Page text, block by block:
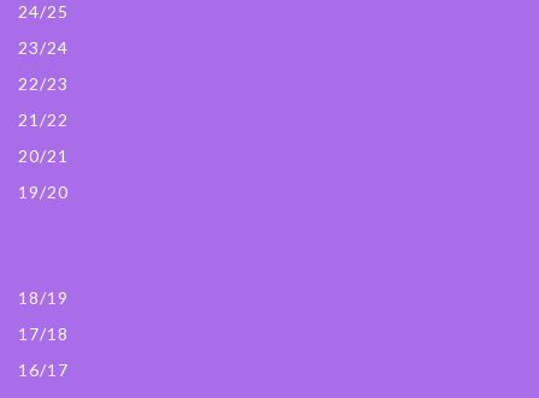
24/25
23/24
22/23
21/22
20/21
19/20
18/19
17/18
16/17